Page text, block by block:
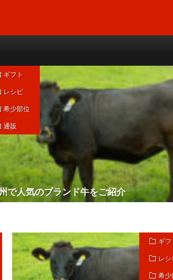
ギフト
レシピ
希少部位
通販
で人気のブランド牛をご紹介
ギフ
レシ
希少